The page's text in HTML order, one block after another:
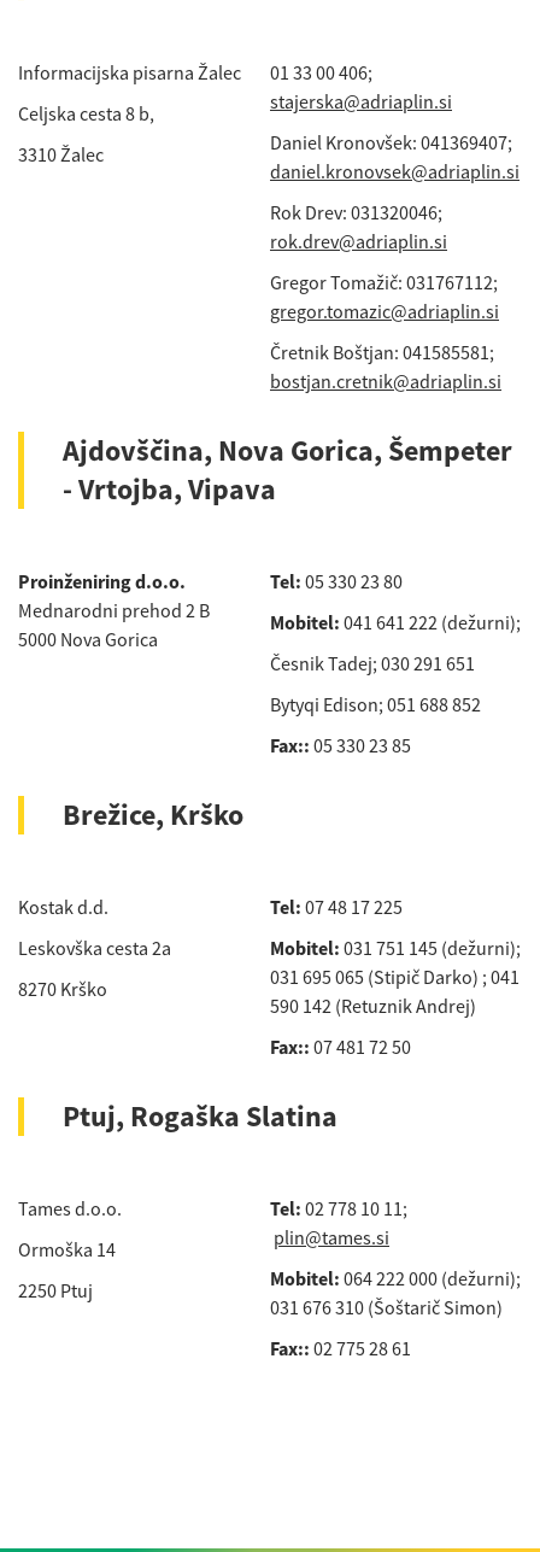
Informacijska pisarna Žalec
Celjska cesta 8 b,
3310 Žalec
01 33 00 406;
stajerska@adriaplin.si
Daniel Kronovšek: 041369407;
daniel.kronovsek@adriaplin.si
Rok Drev: 031320046;
rok.drev@adriaplin.si
Gregor Tomažič: 031767112;
gregor.tomazic@adriaplin.si
Čretnik Boštjan: 041585581;
bostjan.cretnik@adriaplin.si
Ajdovščina, Nova Gorica, Šempeter
- Vrtojba, Vipava
Proinženiring d.o.o.
Mednarodni prehod 2 B
5000 Nova Gorica
Tel: 05 330 23 80
Mobitel: 041 641 222 (dežurni);
Česnik Tadej; 030 291 651
Bytyqi Edison; 051 688 852
Fax:: 05 330 23 85
Brežice, Krško
Kostak d.d.
Leskovška cesta 2a
8270 Krško
Tel: 07 48 17 225
Mobitel: 031 751 145 (dežurni);
031 695 065 (Stipič Darko) ; 041
590 142 (Retuznik Andrej)
Fax:: 07 481 72 50
Ptuj, Rogaška Slatina
Tames d.o.o.
Ormoška 14
2250 Ptuj
Tel: 02 778 10 11;
plin@tames.si
Mobitel: 064 222 000 (dežurni);
031 676 310 (Šoštarič Simon)
Fax:: 02 775 28 61